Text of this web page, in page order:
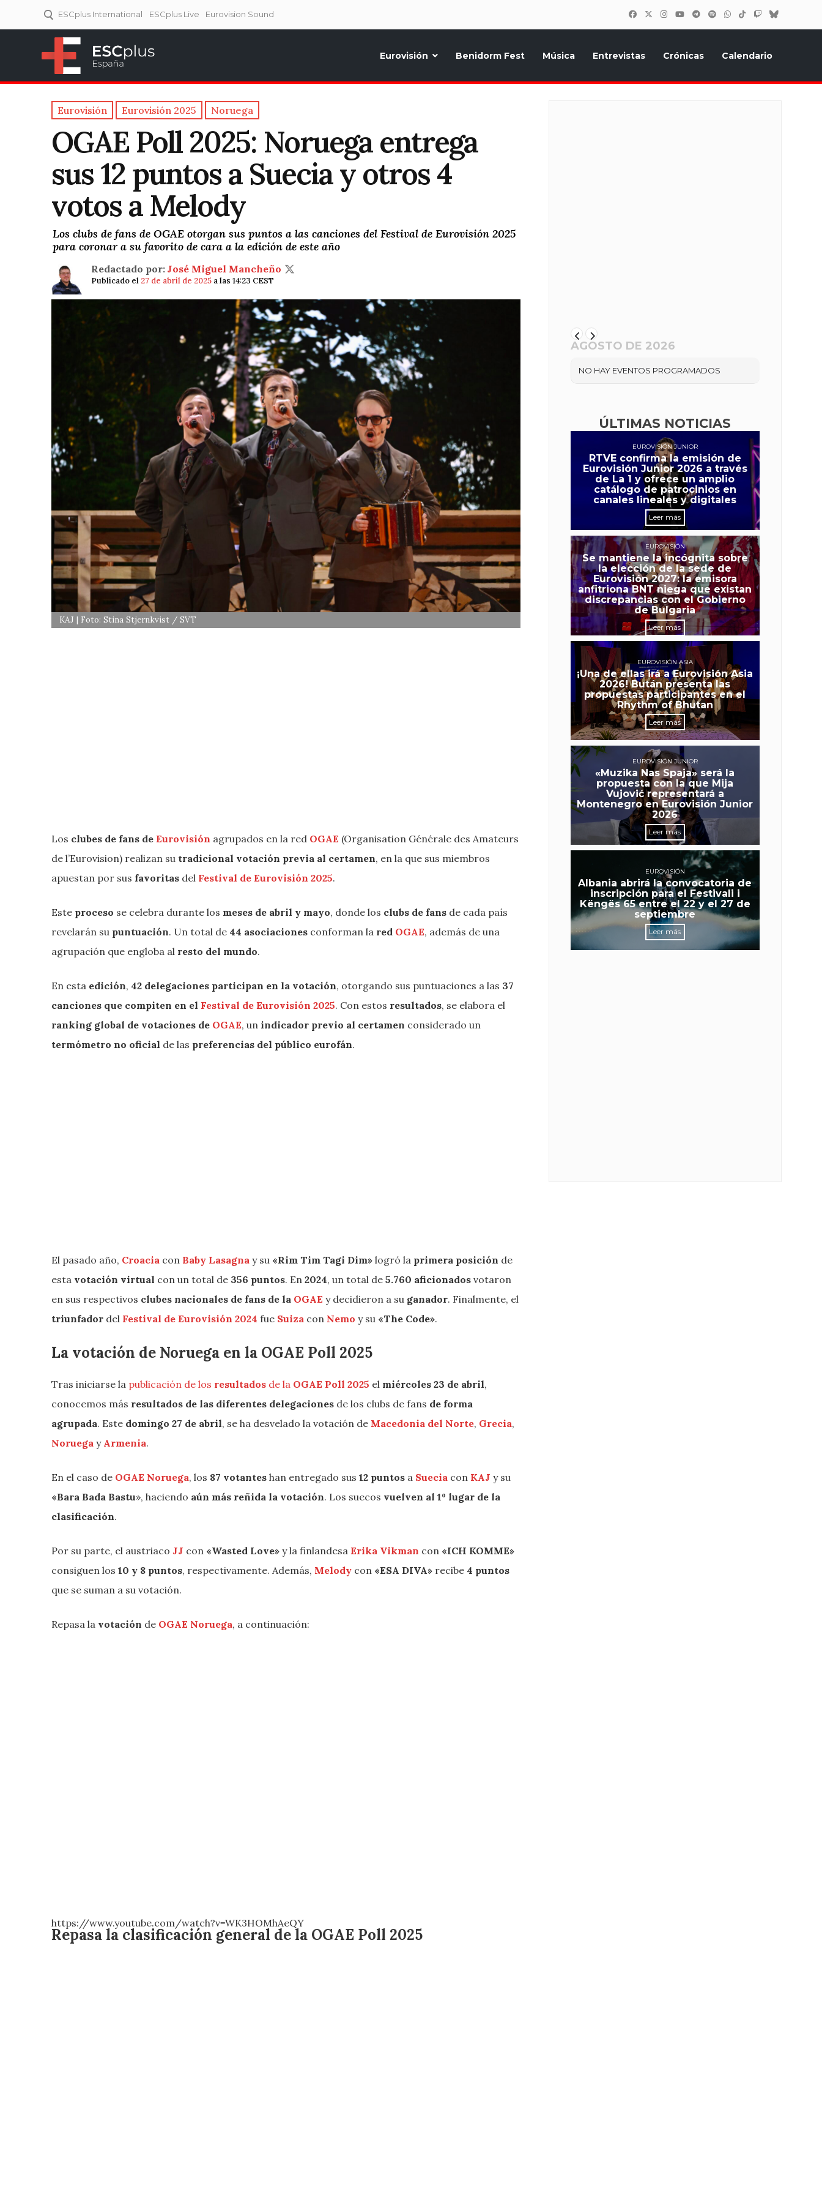
ESCplus International ESCplus Live Eurovision Sound
Eurovisión Benidorm Fest Música Entrevistas Crónicas Calendario
Eurovisión Eurovisión 2025 Noruega
OGAE Poll 2025: Noruega entrega
sus 12 puntos a Suecia y otros 4
votos a Melody
Los clubs de fans de OGAE otorgan sus puntos a las canciones del Festival de Eurovisión 2025
para coronar a su favorito de cara a la edición de este año
Redactado por: José Miguel Mancheño
Publicado el 27 de abril de 2025 a las 14:23 CEST
KAJ | Foto: Stina Stjernkvist / SVT
Los clubes de fans de Eurovisión agrupados en la red OGAE (Organisation Générale des Amateurs
de l’Eurovision) realizan su tradicional votación previa al certamen, en la que sus miembros
apuestan por sus favoritas del Festival de Eurovisión 2025.
Este proceso se celebra durante los meses de abril y mayo, donde los clubs de fans de cada país
revelarán su puntuación. Un total de 44 asociaciones conforman la red OGAE, además de una
agrupación que engloba al resto del mundo.
En esta edición, 42 delegaciones participan en la votación, otorgando sus puntuaciones a las 37
canciones que compiten en el Festival de Eurovisión 2025. Con estos resultados, se elabora el
ranking global de votaciones de OGAE, un indicador previo al certamen considerado un
termómetro no oficial de las preferencias del público eurofán.
El pasado año, Croacia con Baby Lasagna y su «Rim Tim Tagi Dim» logró la primera posición de
esta votación virtual con un total de 356 puntos. En 2024, un total de 5.760 aficionados votaron
en sus respectivos clubes nacionales de fans de la OGAE y decidieron a su ganador. Finalmente, el
triunfador del Festival de Eurovisión 2024 fue Suiza con Nemo y su «The Code».
La votación de Noruega en la OGAE Poll 2025
Tras iniciarse la publicación de los resultados de la OGAE Poll 2025 el miércoles 23 de abril,
conocemos más resultados de las diferentes delegaciones de los clubs de fans de forma
agrupada. Este domingo 27 de abril, se ha desvelado la votación de Macedonia del Norte, Grecia,
Noruega y Armenia.
En el caso de OGAE Noruega, los 87 votantes han entregado sus 12 puntos a Suecia con KAJ y su
«Bara Bada Bastu», haciendo aún más reñida la votación. Los suecos vuelven al 1º lugar de la
clasificación.
Por su parte, el austriaco JJ con «Wasted Love» y la finlandesa Erika Vikman con «ICH KOMME»
consiguen los 10 y 8 puntos, respectivamente. Además, Melody con «ESA DIVA» recibe 4 puntos
que se suman a su votación.
Repasa la votación de OGAE Noruega, a continuación:
https://www.youtube.com/watch?v=WK3HOMhAeQY
Repasa la clasificación general de la OGAE Poll 2025
AGOSTO DE 2026
NO HAY EVENTOS PROGRAMADOS
ÚLTIMAS NOTICIAS
EUROVISIÓN JUNIOR
RTVE confirma la emisión de
Eurovisión Junior 2026 a través
de La 1 y ofrece un amplio
catálogo de patrocinios en
canales lineales y digitales
Leer más
EUROVISIÓN
Se mantiene la incógnita sobre
la elección de la sede de
Eurovisión 2027: la emisora
anfitriona BNT niega que existan
discrepancias con el Gobierno
de Bulgaria
Leer más
EUROVISIÓN ASIA
¡Una de ellas irá a Eurovisión Asia
2026! Bután presenta las
propuestas participantes en el
Rhythm of Bhutan
Leer más
EUROVISIÓN JUNIOR
«Muzika Nas Spaja» será la
propuesta con la que Mija
Vujović representará a
Montenegro en Eurovisión Junior
2026
Leer más
EUROVISIÓN
Albania abrirá la convocatoria de
inscripción para el Festivali i
Këngës 65 entre el 22 y el 27 de
septiembre
Leer más